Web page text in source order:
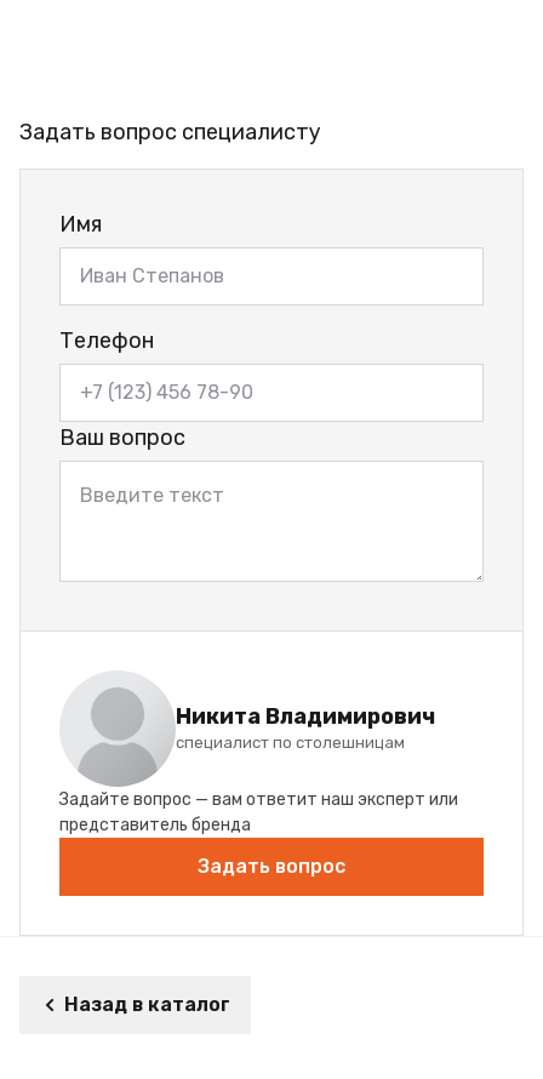
Задать вопрос специалисту
Имя
Телефон
Ваш вопрос
Никита Владимирович
специалист по столешницам
Задайте вопрос — вам ответит наш эксперт или
представитель бренда
Задать вопрос
Назад в каталог